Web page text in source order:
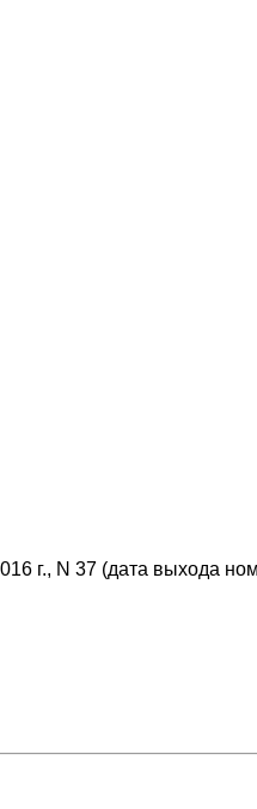
г., N 37 (дата выхода